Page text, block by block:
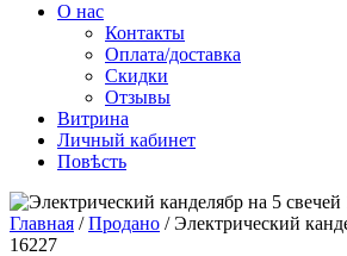
О нас
Контакты
Оплата/доставка
Скидки
Отзывы
Витрина
Личный кабинет
Повѣсть
Главная /Продано / Электрический
16227